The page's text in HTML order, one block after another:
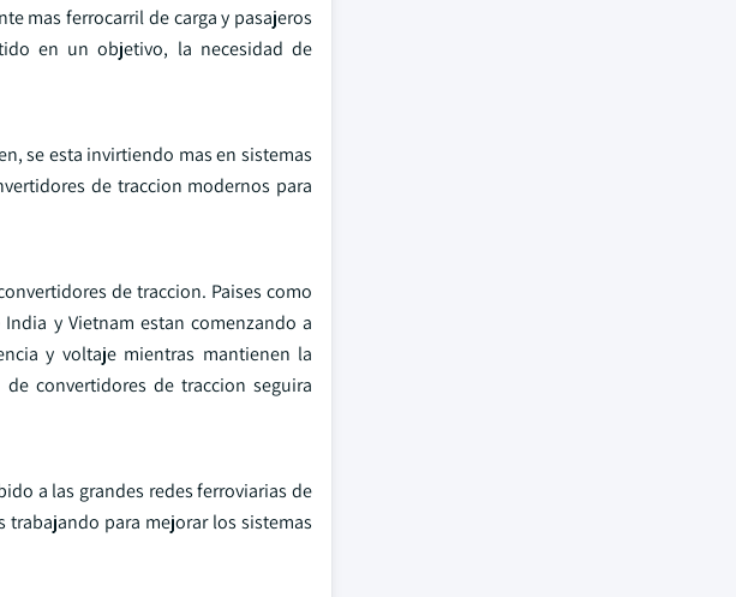
mas ferrocarril de carga y pasajeros
en un objetivo, la necesidad de
se esta invirtiendo mas en sistemas
de traccion modernos para
de traccion. Paises como
y Vietnam estan comenzando a
y voltaje mientras mantienen la
convertidores de traccion seguira
a las grandes redes ferroviarias de
trabajando para mejorar los sistemas